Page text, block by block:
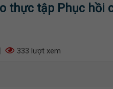
thực tập Phục hồi
333 lượt xem